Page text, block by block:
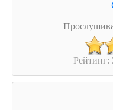
Рейтинг: